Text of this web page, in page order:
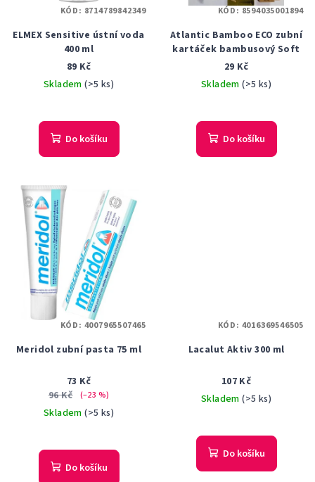
ELMEX Sensitive ústní voda
400 ml
89 Kč
Skladem(>5 ks)
hodnocení
produktu
hvězdiček.
Do košíku
KÓD: 8714789842349
Atlantic Bamboo ECO zubní
kartáček bambusový Soft
29 Kč
Skladem(>5 ks)
Do košíku
KÓD: 8594035001894
Meridol zubní pasta 75 ml
73 Kč
96 Kč
(–23 %)
Skladem(>5 ks)
Do košíku
KÓD: 4007965507465
Lacalut Aktiv 300 ml
107 Kč
Skladem(>5 ks)
Do košíku
KÓD: 4016369546505